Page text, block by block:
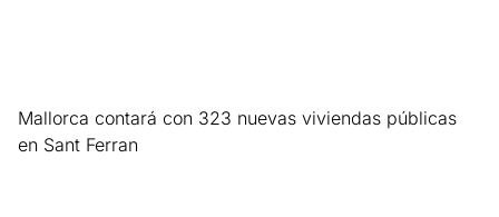
Mallorca contará con 323 nuevas viviendas públicas
en Sant Ferran